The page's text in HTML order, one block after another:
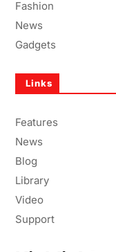
Fashion
News
Gadgets
Links
Features
News
Blog
Library
Video
Support